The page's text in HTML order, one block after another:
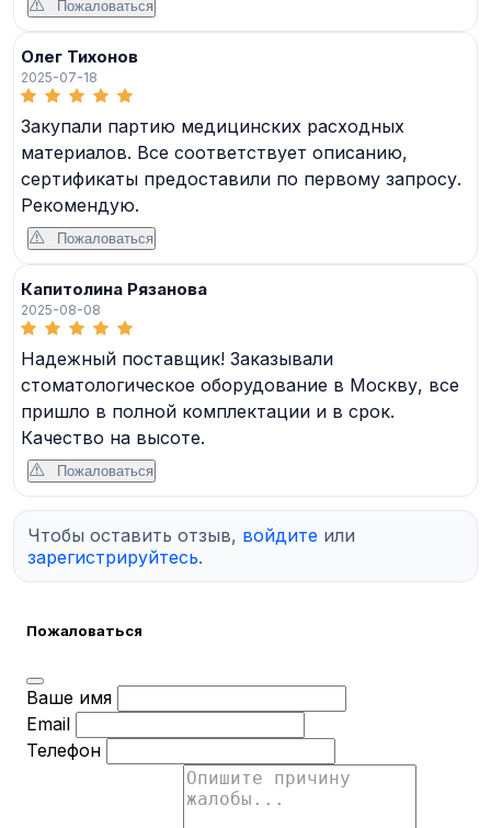
Пожаловаться
Олег Тихонов
2025-07-18
Закупали партию медицинских расходных
материалов. Все соответствует описанию,
сертификаты предоставили по первому запросу.
Рекомендую.
Пожаловаться
Капитолина Рязанова
2025-08-08
Надежный поставщик! Заказывали
стоматологическое оборудование в Москву, все
пришло в полной комплектации и в срок.
Качество на высоте.
Пожаловаться
Чтобы оставить отзыв, войдите или
зарегистрируйтесь.
Пожаловаться
Ваше имя
Email
Телефон